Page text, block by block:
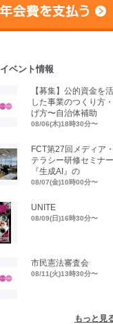
イベント情報
【募集】公的資金を
した事業のつくり方
げ方〜自治体補助
08/06(木)18時30分〜
FCT第27回メディア
テラシー研修セミナー
『生成AI』の
08/07(金)10時00分〜
UNITE
08/09(日)16時30分〜
市民憲法審査会
08/11(火)13時30分〜
もっと見